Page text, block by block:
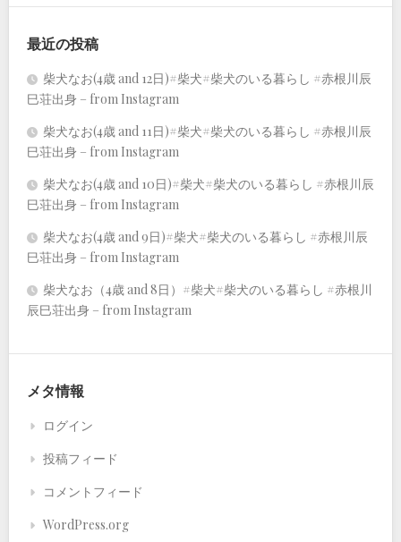
最近の投稿
柴犬なお(4歳 and 12日)#柴犬#柴犬のいる暮らし #赤根川辰
巳荘出身 – from Instagram
柴犬なお(4歳 and 11日)#柴犬#柴犬のいる暮らし #赤根川辰
巳荘出身 – from Instagram
柴犬なお(4歳 and 10日)#柴犬#柴犬のいる暮らし #赤根川辰
巳荘出身 – from Instagram
柴犬なお(4歳 and 9日)#柴犬#柴犬のいる暮らし #赤根川辰
巳荘出身 – from Instagram
柴犬なお（4歳 and 8日）#柴犬#柴犬のいる暮らし #赤根川
辰巳荘出身 – from Instagram
メタ情報
ログイン
投稿フィード
コメントフィード
WordPress.org